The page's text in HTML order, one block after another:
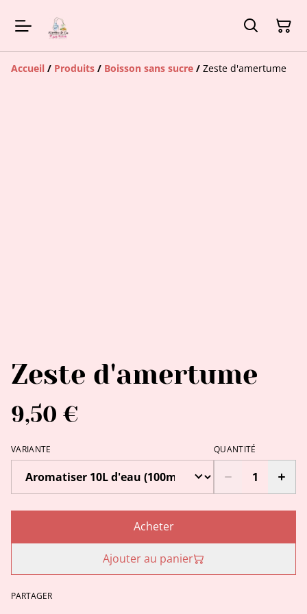
Accueil / Produits / Boisson sans sucre / Zeste d'amertume
Zeste d'amertume
9,50 €
VARIANTE QUANTITÉ
Acheter
Ajouter au panier
PARTAGER